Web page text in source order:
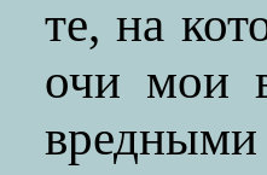
те, на
очи мои